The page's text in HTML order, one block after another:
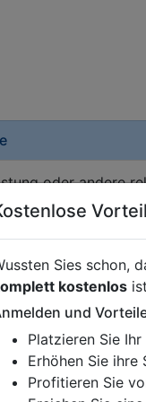
oder andere
Gerne
Ihren
Sies schon,
kostenlos
und
Platzieren Sie
Erhöhen Sie ihre
Profitieren Sie